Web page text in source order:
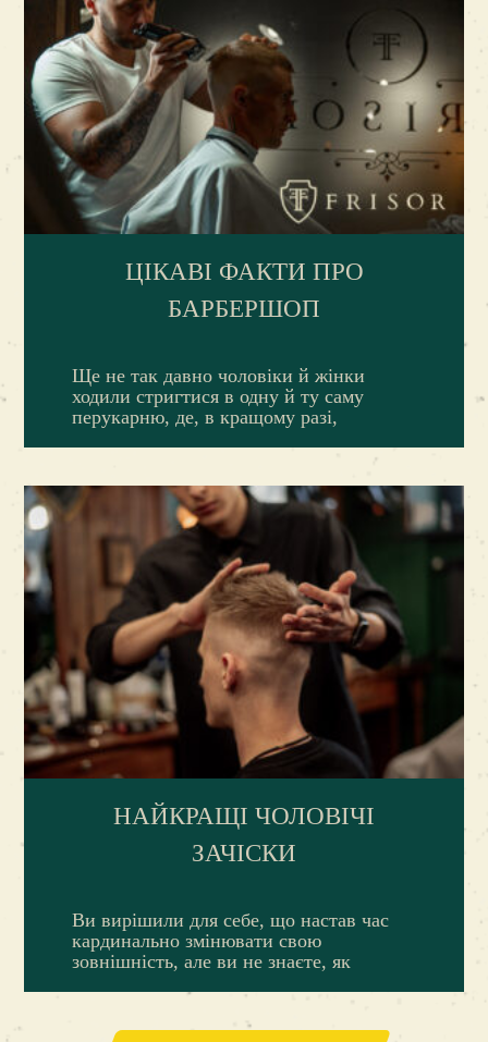
ЦІКАВІ ФАКТИ ПРО
БАРБЕРШОП
Ще не так давно чоловіки й жінки
ходили стригтися в одну й ту саму
перукарню, де, в кращому разі,
НАЙКРАЩІ ЧОЛОВІЧІ
ЗАЧІСКИ
Ви вирішили для себе, що настав час
кардинально змінювати свою
зовнішність, але ви не знаєте, як